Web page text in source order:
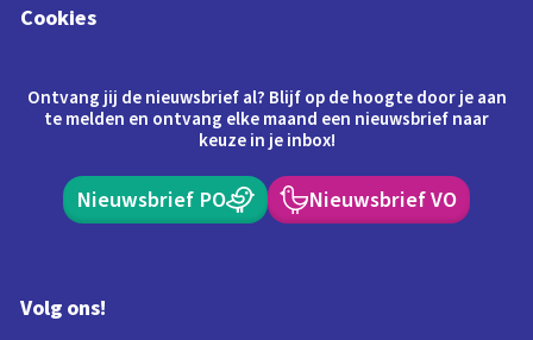
Cookies
Ontvang jij de nieuwsbrief al? Blijf op de hoogte door je aan
te melden en ontvang elke maand een nieuwsbrief naar
keuze in je inbox!
Nieuwsbrief PO Nieuwsbrief VO
Volg ons!